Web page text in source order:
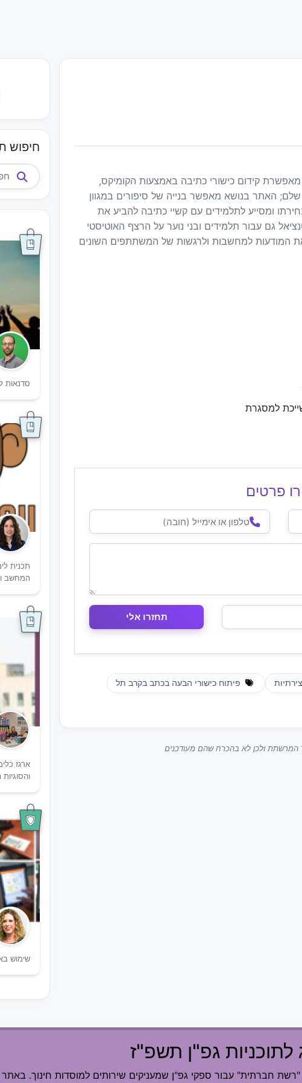
מאפשרת קידום כישורי כתיבה באמצעות הקומיקס,
האתר בנושא מאפשר בנייה של סיפורים במגוון
ומסייע לתלמידים עם קשיי כתיבה להביע את
גם עבור תלמידים ובני נוער על הרצף האוטיסטי
המודעות למחשבות ולרגשות של המשתתפים השונים
למסגרת
פרטים
פיתוח כישורי הבעה בכתב בקרב תל
המרשתת ולכן לא בהכרח שהם מעודכנים
חיפוש
סדנאות
תכנית
המחשב
ארגז
שימוש
לתוכניות גפ"ן תשפ"ז
חברתית" עבור ספקי גפ"ן שמעניקים שירותים למוסדות חינוך. באתר